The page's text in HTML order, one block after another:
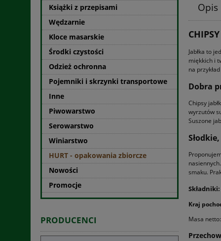
Książki z przepisami
Wędzarnie
Kloce masarskie
Środki czystości
Odzież ochronna
Pojemniki i skrzynki transportowe
Inne
Piwowarstwo
Serowarstwo
Winiarstwo
HURT - opakowania zbiorcze
Nowości
Promocje
PRODUCENCI
Opis
Jabłka to
miękkich i
na
Dobra
Chipsy
wyrzutów
Suszone
smaku.
Składniki:
Kraj
Masa netto: